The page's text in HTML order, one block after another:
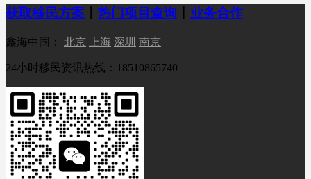
获取移民方案 热门项目查询 业务合作
鑫海中国： 北京 上海 深圳 南京
24小时移民资讯热线：18510865740